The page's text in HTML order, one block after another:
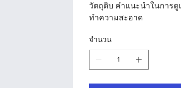
วัตถุดิบ คำแนะนำในการ
ทำความสะอาด
จำนวน